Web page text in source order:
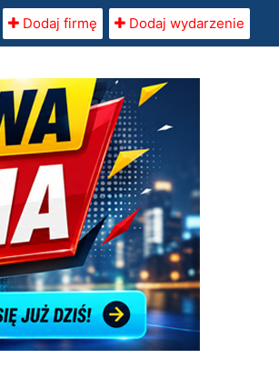
Dodaj firmę Dodaj wydarzenie